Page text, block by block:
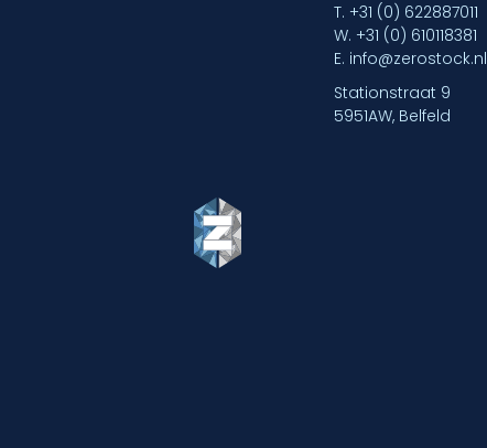
T. +31 (0) 622887011
W. +31 (0) 610118381
E. info@zerostock.nl
Stationstraat 9
5951AW, Belfeld